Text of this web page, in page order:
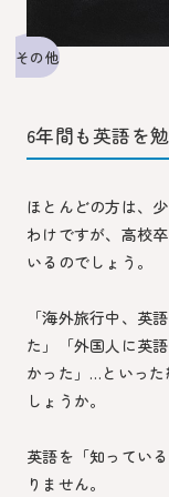
その他
6年間も英語を
ほとんどの方は、
わけですが、高校
いるのでしょう。
「海外旅行中、英
た」「外国人に英
かった」…といっ
しょうか。
英語を「知ってい
りません。